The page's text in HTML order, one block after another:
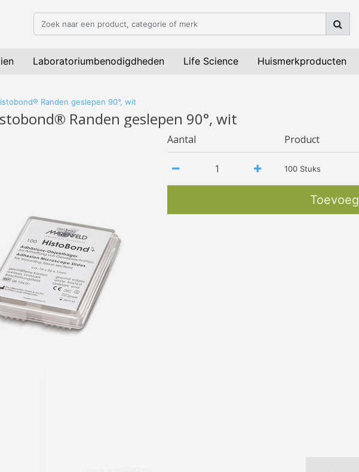
Laboratoriumbenodigdheden Life Science Huismerkproducten
Randen geslepen 90°, wit
Randen geslepen 90°, wit
Aantal Product
100 Stuks